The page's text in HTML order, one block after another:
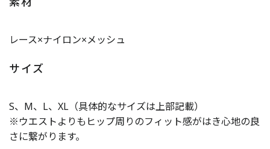
素材
レース×ナイロン×メッシュ
サイズ
S、M、L、XL（具体的なサイズは上部記載）
※ウエストよりもヒップ周りのフィット感がはき心地の良
さに繋がります。